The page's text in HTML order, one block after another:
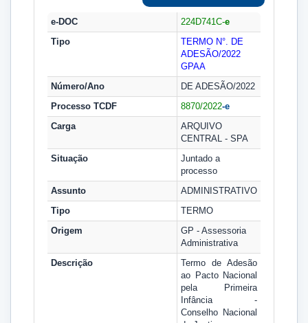
e-DOC 224D741C-e
Tipo
TERMO N°. DE
ADESÃO/2022
GPAA
Número/Ano
DE ADESÃO/2022
Processo TCDF
8870/2022-e
Carga
ARQUIVO
CENTRAL - SPA
Situação
Juntado a
processo
Assunto
ADMINISTRATIVO
Tipo
TERMO
Origem
GP - Assessoria
Administrativa
Descrição
Termo de Adesão
ao Pacto Nacional
pela Primeira
Infância -
Conselho Nacional